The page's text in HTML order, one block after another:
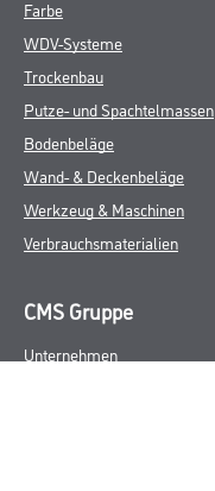
Farbe
WDV-Systeme
Trockenbau
Putze- und Spachtelmassen
Bodenbeläge
Wand- & Deckenbeläge
Werkzeug & Maschinen
Verbrauchsmaterialien
CMS Gruppe
Unternehmen